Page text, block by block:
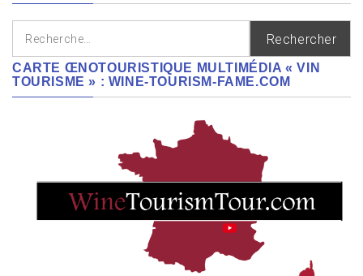
CARTE ŒNOTOURISTIQUE MULTIMÉDIA « VIN
TOURISME » : WINE-TOURISM-FAME.COM